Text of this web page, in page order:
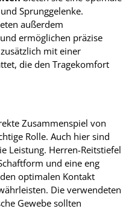
Sprunggelenke.
außerdem
ermöglichen präzise
mit einer
die den Tragekomfort
Zusammenspiel von
Rolle. Auch hier sind
Leistung. Herren-Reitstiefel
und eine eng
optimalen Kontakt
Die verwendeten
Gewebe sollten